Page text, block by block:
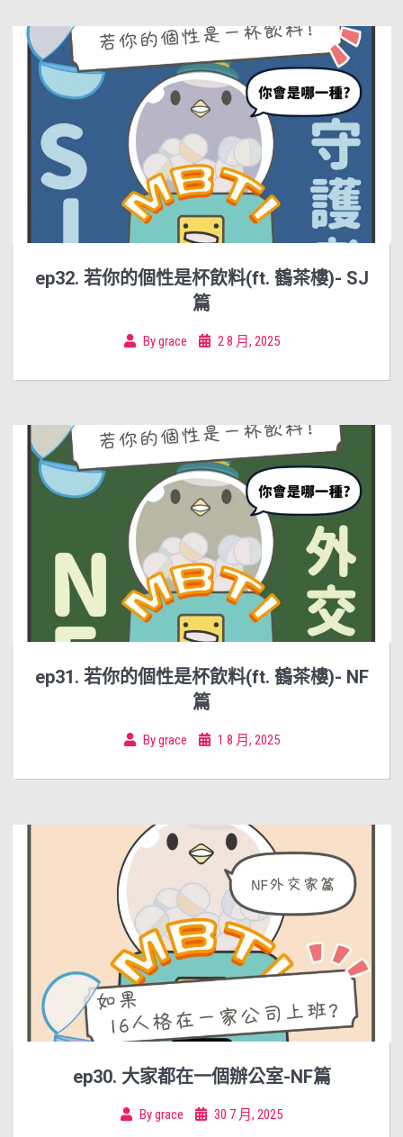
ep32. 若你的個性是杯飲料(ft. 鶴茶樓)- SJ
篇
Bygrace 2 8 月, 2025
ep31. 若你的個性是杯飲料(ft. 鶴茶樓)- NF
篇
Bygrace 1 8 月, 2025
ep30. 大家都在一個辦公室-NF篇
Bygrace 30 7 月, 2025